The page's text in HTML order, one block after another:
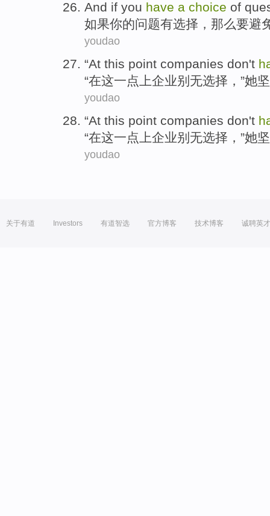
And if you have a choice of
如果你的问题有选择 ， 那么要避
youdao
“At this point companies don't
“在这一点上企业别无选择 ，”她
youdao
“At this point companies don't
“在这一点上企业别无选择 ，”她
youdao
关于有道 Investors 有道智选 官方博客 技术博客 诚聘英才